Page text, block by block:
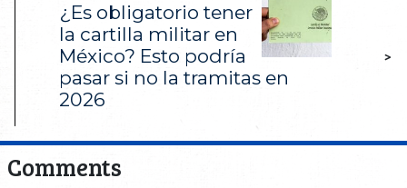
¿Es obligatorio tener
la cartilla militar en
México? Esto podría
pasar si no la tramitas en
2026
>
Comments